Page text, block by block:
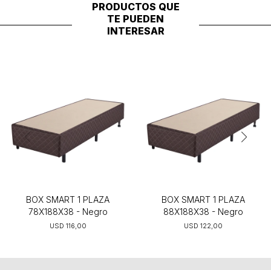
PRODUCTOS QUE
TE PUEDEN
INTERESAR
BOX SMART 1 PLAZA
78X188X38 - Negro
USD 116,00
BOX SMART 1 PLAZA
88X188X38 - Negro
USD 122,00